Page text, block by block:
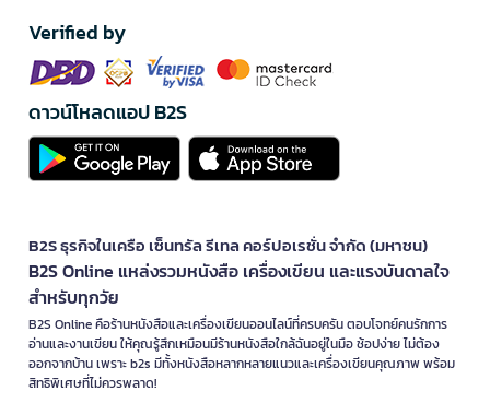
Verified by
ดาวน์โหลดแอป B2S
B2S ธุรกิจในเครือ เซ็นทรัล รีเทล คอร์ปอเรชั่น จำกัด (มหาชน)
B2S Online แหล่งรวมหนังสือ เครื่องเขียน และแรงบันดาลใจ
สำหรับทุกวัย
B2S Online คือร้านหนังสือและเครื่องเขียนออนไลน์ที่ครบครัน ตอบโจทย์คนรักการ
อ่านและงานเขียน ให้คุณรู้สึกเหมือนมีร้านหนังสือใกล้ฉันอยู่ในมือ ช้อปง่าย ไม่ต้อง
ออกจากบ้าน เพราะ b2s มีทั้งหนังสือหลากหลายแนวและเครื่องเขียนคุณภาพ พร้อม
สิทธิพิเศษที่ไม่ควรพลาด!